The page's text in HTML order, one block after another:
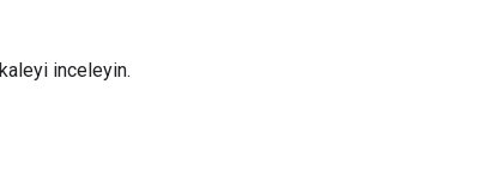
inceleyin.